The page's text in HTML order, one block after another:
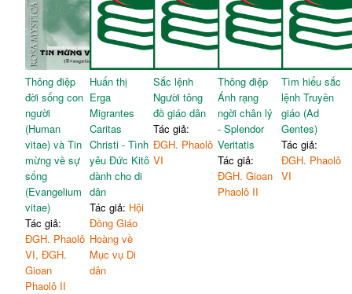
Thông điệp
đời sống con
người
(Human
vitae) và Tin
mừng về sự
sống
(Evangelium
vitae)
Tác giả:
ĐGH. Phaolô
VI, ĐGH.
Gioan
Phaolô II
Huấn thị
Erga
Migrantes
Caritas
Christi - Tình
yêu Đức Kitô
dành cho di
dân
Tác giả: Hội
Đồng Giáo
Hoàng về
Mục vụ Di
dân
Sắc lệnh
Người tông
đồ giáo dân
Tác giả:
ĐGH. Phaolô
VI
Thông điệp
Ánh rạng
ngời chân lý
- Splendor
Veritatis
Tác giả:
ĐGH. Gioan
Phaolô II
Tìm hiểu sắc
lệnh Truyền
giáo (Ad
Gentes)
Tác giả:
ĐGH. Phaolô
VI